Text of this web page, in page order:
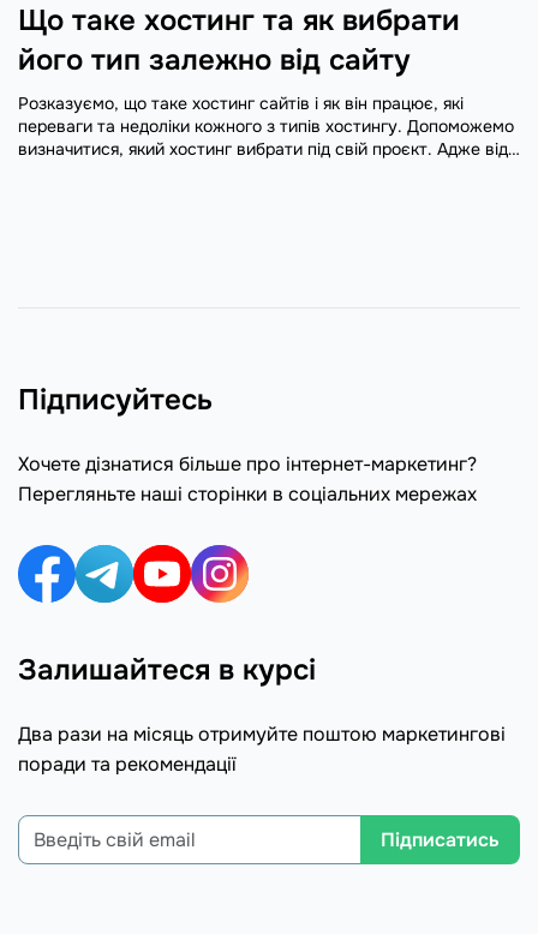
Що таке хостинг та як вибрати
його тип залежно від сайту
Розказуємо, що таке хостинг сайтів і як він працює, які
переваги та недоліки кожного з типів хостингу. Допоможемо
визначитися, який хостинг вибрати під свій проєкт. Адже від
Підписуйтесь
Хочете дізнатися більше про інтернет-маркетинг?
Перегляньте наші сторінки в соціальних мережах
Залишайтеся в курсі
Два рази на місяць отримуйте поштою маркетингові
поради та рекомендації
Підписатись